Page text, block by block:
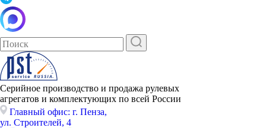
Серийное производство и продажа рулевых
агрегатов и комплектующих по всей России
Главный офис: г. Пенза,
ул. Строителей, 4